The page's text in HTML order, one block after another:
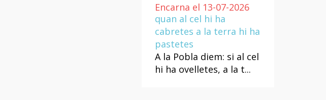
Encarna el 13-07-2026
quan al cel hi ha
cabretes a la terra hi ha
pastetes
A la Pobla diem: si al cel
hi ha ovelletes, a la t...